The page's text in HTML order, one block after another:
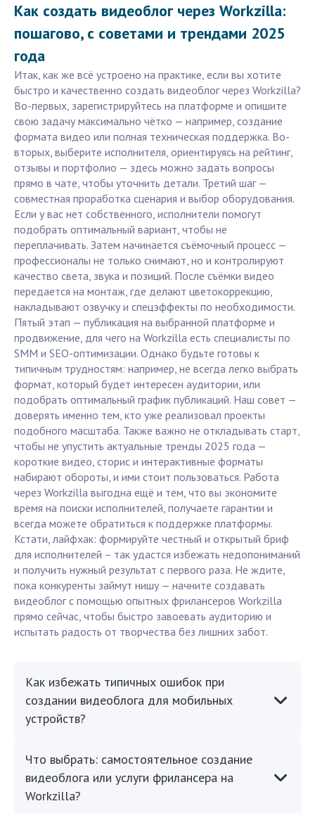
Как создать видеоблог через Workzilla:
пошагово, с советами и трендами 2025
года
Итак, как же всё устроено на практике, если вы хотите
быстро и качественно создать видеоблог через Workzilla?
Во-первых, зарегистрируйтесь на платформе и опишите
свою задачу максимально чётко — например, создание
формата видео или полная техническая поддержка. Во-
вторых, выберите исполнителя, ориентируясь на рейтинг,
отзывы и портфолио — здесь можно задать вопросы
прямо в чате, чтобы уточнить детали. Третий шаг —
совместная проработка сценария и выбор оборудования.
Если у вас нет собственного, исполнители помогут
подобрать оптимальный вариант, чтобы не
переплачивать. Затем начинается съёмочный процесс —
профессионалы не только снимают, но и контролируют
качество света, звука и позиций. После съёмки видео
передается на монтаж, где делают цветокоррекцию,
накладывают озвучку и спецэффекты по необходимости.
Пятый этап — публикация на выбранной платформе и
продвижение, для чего на Workzilla есть специалисты по
SMM и SEO-оптимизации. Однако будьте готовы к
типичным трудностям: например, не всегда легко выбрать
формат, который будет интересен аудитории, или
подобрать оптимальный график публикаций. Наш совет —
доверять именно тем, кто уже реализовал проекты
подобного масштаба. Также важно не откладывать старт,
чтобы не упустить актуальные тренды 2025 года —
короткие видео, сторис и интерактивные форматы
набирают обороты, и ими стоит пользоваться. Работа
через Workzilla выгодна ещё и тем, что вы экономите
время на поиски исполнителей, получаете гарантии и
всегда можете обратиться к поддержке платформы.
Кстати, лайфхак: формируйте честный и открытый бриф
для исполнителей – так удастся избежать недопониманий
и получить нужный результат с первого раза. Не ждите,
пока конкуренты займут нишу — начните создавать
видеоблог с помощью опытных фрилансеров Workzilla
прямо сейчас, чтобы быстро завоевать аудиторию и
испытать радость от творчества без лишних забот.
Как избежать типичных ошибок при
создании видеоблога для мобильных
устройств?
Что выбрать: самостоятельное создание
видеоблога или услуги фрилансера на
Workzilla?